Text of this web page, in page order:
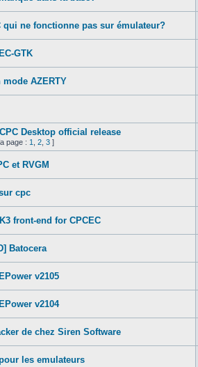
qui ne fonctionne pas sur émulateur?
GTK
mode AZERTY
Desktop official release
page : 1 2 3 ]
et RVGM
cpc
front-end for CPCEC
Batocera
v2105
v2104
de chez Siren Software
les emulateurs